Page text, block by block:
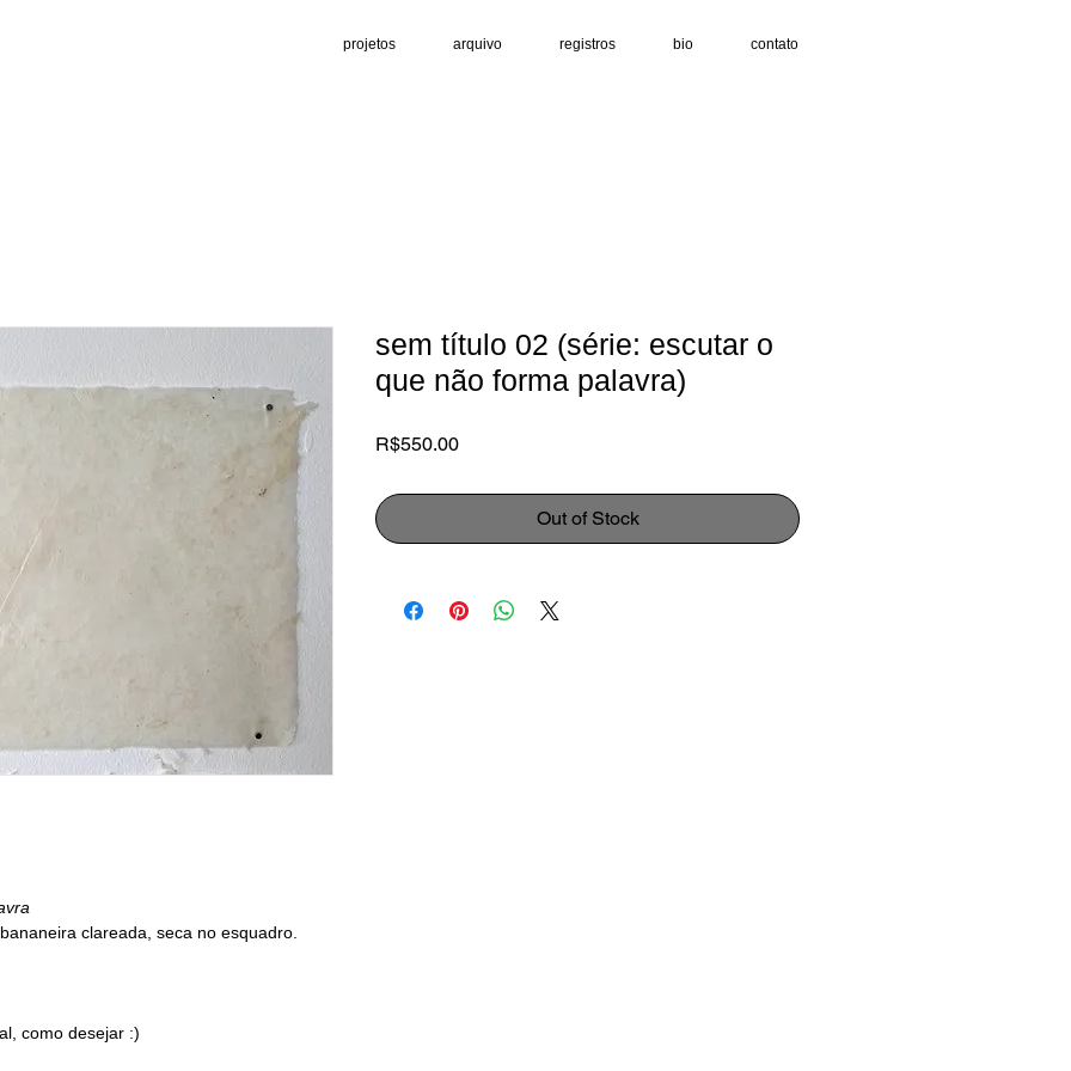
projetos arquivo registros bio contato
clareada, seca no esquadro.
como desejar :)
sem título 02 (série: escutar o
que não forma palavra)
R$550.00Price
Out of Stock